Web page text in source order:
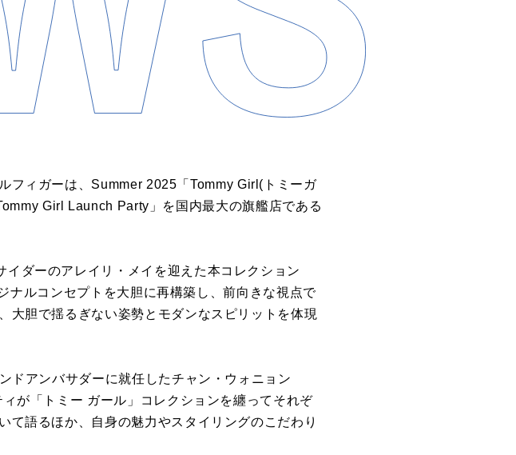
フィガーは、Summer 2025「Tommy Girl(トミーガ
Girl Launch Party」を国内最大の旗艦店である
ダーのアレイリ・メイを迎えた本コレクション
ナルコンセプトを大胆に再構築し、前向きな視点で
大胆で揺るぎない姿勢とモダンなスピリットを体現
ドアンバサダーに就任したチャン・ウォニョン
が「トミー ガール」コレクションを纏ってそれぞ
て語るほか、自身の魅力やスタイリングのこだわり